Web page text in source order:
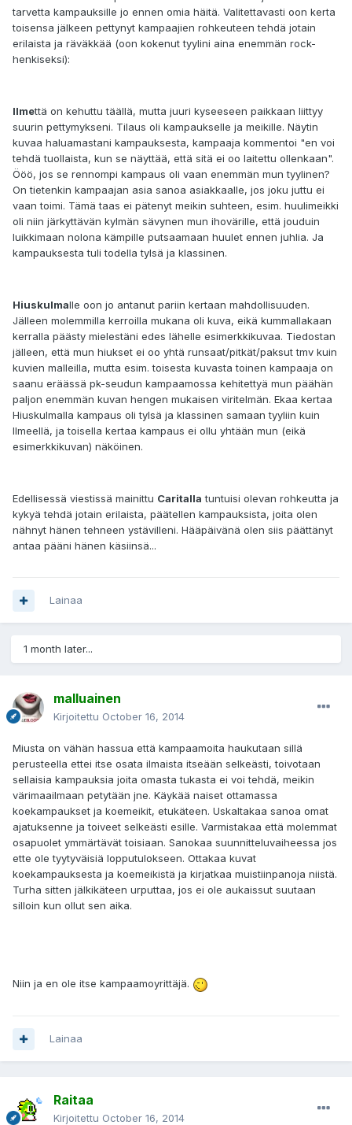
tarvetta kampauksille jo ennen omia häitä. Valitettavasti oon kerta
toisensa jälkeen pettynyt kampaajien rohkeuteen tehdä jotain
erilaista ja räväkkää (oon kokenut tyylini aina enemmän rock-
henkiseksi):
Ilmettä on kehuttu täällä, mutta juuri kyseeseen paikkaan liittyy
suurin pettymykseni. Tilaus oli kampaukselle ja meikille. Näytin
kuvaa haluamastani kampauksesta, kampaaja kommentoi "en voi
tehdä tuollaista, kun se näyttää, että sitä ei oo laitettu ollenkaan".
Ööö, jos se rennompi kampaus oli vaan enemmän mun tyylinen?
On tietenkin kampaajan asia sanoa asiakkaalle, jos joku juttu ei
vaan toimi. Tämä taas ei pätenyt meikin suhteen, esim. huulimeikki
oli niin järkyttävän kylmän sävynen mun ihovärille, että jouduin
luikkimaan nolona kämpille putsaamaan huulet ennen juhlia. Ja
kampauksesta tuli todella tylsä ja klassinen.
Hiuskulmalle oon jo antanut pariin kertaan mahdollisuuden.
Jälleen molemmilla kerroilla mukana oli kuva, eikä kummallakaan
kerralla päästy mielestäni edes lähelle esimerkkikuvaa. Tiedostan
jälleen, että mun hiukset ei oo yhtä runsaat/pitkät/paksut tmv kuin
kuvien malleilla, mutta esim. toisesta kuvasta toinen kampaaja on
saanu eräässä pk-seudun kampaamossa kehitettyä mun päähän
paljon enemmän kuvan hengen mukaisen viritelmän. Ekaa kertaa
Hiuskulmalla kampaus oli tylsä ja klassinen samaan tyyliin kuin
Ilmeellä, ja toisella kertaa kampaus ei ollu yhtään mun (eikä
esimerkkikuvan) näköinen.
Edellisessä viestissä mainittu Caritalla tuntuisi olevan rohkeutta ja
kykyä tehdä jotain erilaista, päätellen kampauksista, joita olen
nähnyt hänen tehneen ystävilleni. Hääpäivänä olen siis päättänyt
antaa pääni hänen käsiinsä...
Lainaa
1 month later...
malluainen
Kirjoitettu October 16, 2014
Miusta on vähän hassua että kampaamoita haukutaan sillä
perusteella ettei itse osata ilmaista itseään selkeästi, toivotaan
sellaisia kampauksia joita omasta tukasta ei voi tehdä, meikin
värimaailmaan petytään jne. Käykää naiset ottamassa
koekampaukset ja koemeikit, etukäteen. Uskaltakaa sanoa omat
ajatuksenne ja toiveet selkeästi esille. Varmistakaa että molemmat
osapuolet ymmärtävät toisiaan. Sanokaa suunnitteluvaiheessa jos
ette ole tyytyväisiä lopputulokseen. Ottakaa kuvat
koekampauksesta ja koemeikistä ja kirjatkaa muistiinpanoja niistä.
Turha sitten jälkikäteen urputtaa, jos ei ole aukaissut suutaan
silloin kun ollut sen aika.
Niin ja en ole itse kampaamoyrittäjä.
Lainaa
Raitaa
Kirjoitettu October 16, 2014